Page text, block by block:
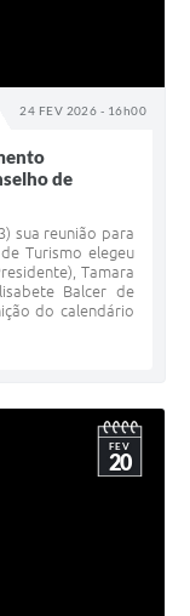
24 FEV 2026 - 16h00
de
sua reunião para
Turismo elegeu
Tamara
Balcer de
do calendário
FEV
20